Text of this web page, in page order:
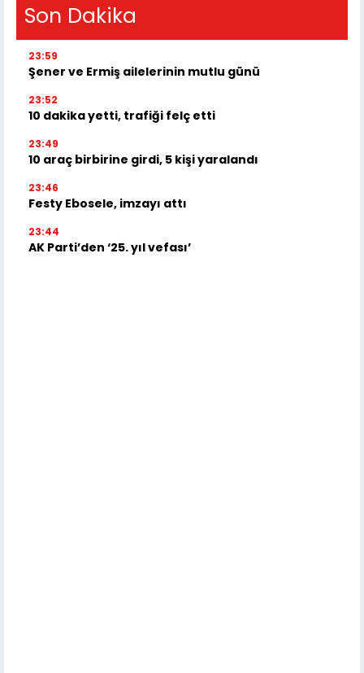
Son Dakika
23:59
Şener ve Ermiş ailelerinin mutlu günü
23:52
10 dakika yetti, trafiği felç etti
23:49
10 araç birbirine girdi, 5 kişi yaralandı
23:46
Festy Ebosele, imzayı attı
23:44
AK Parti’den ‘25. yıl vefası’